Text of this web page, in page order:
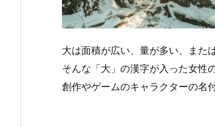
大は面積が広い、量が多い、また
そんな「大」の漢字が入った女性
創作やゲームのキャラクターの名